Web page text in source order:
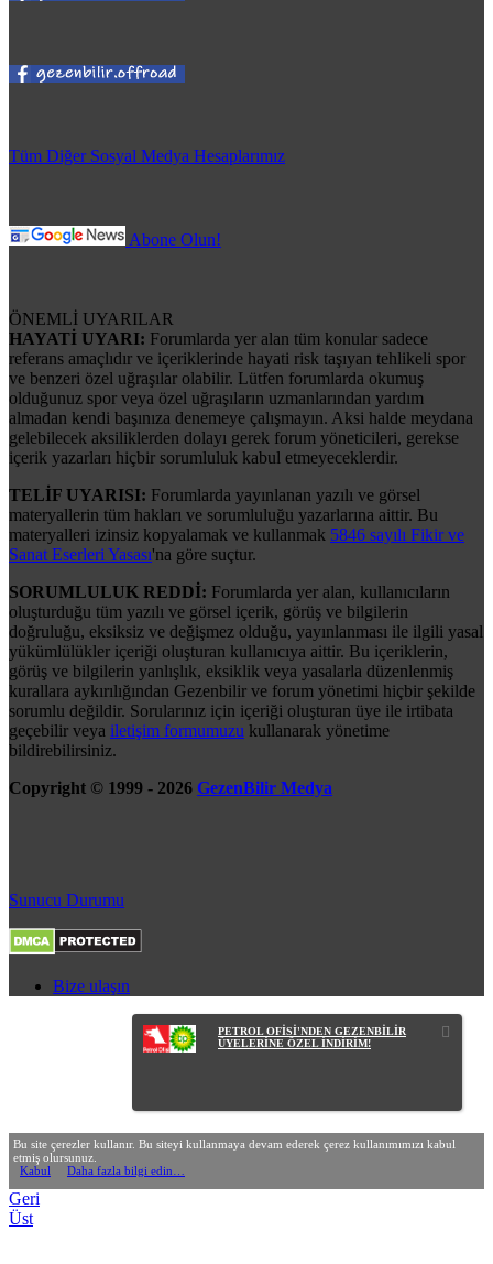
Tüm Diğer Sosyal Medya Hesaplarımız
Abone Olun!
ÖNEMLİ UYARILAR
HAYATİ UYARI: Forumlarda yer alan tüm konular sadece
referans amaçlıdır ve içeriklerinde hayati risk taşıyan tehlikeli spor
ve benzeri özel uğraşılar olabilir. Lütfen forumlarda okumuş
olduğunuz spor veya özel uğraşıların uzmanlarından yardım
almadan kendi başınıza denemeye çalışmayın. Aksi halde meydana
gelebilecek aksiliklerden dolayı gerek forum yöneticileri, gerekse
içerik yazarları hiçbir sorumluluk kabul etmeyeceklerdir.
TELİF UYARISI: Forumlarda yayınlanan yazılı ve görsel
materyallerin tüm hakları ve sorumluluğu yazarlarına aittir. Bu
materyalleri izinsiz kopyalamak ve kullanmak 5846 sayılı Fikir ve
Sanat Eserleri Yasası'na göre suçtur.
SORUMLULUK REDDİ: Forumlarda yer alan, kullanıcıların
oluşturduğu tüm yazılı ve görsel içerik, görüş ve bilgilerin
doğruluğu, eksiksiz ve değişmez olduğu, yayınlanması ile ilgili yasal
yükümlülükler içeriği oluşturan kullanıcıya aittir. Bu içeriklerin,
görüş ve bilgilerin yanlışlık, eksiklik veya yasalarla düzenlenmiş
kurallara aykırılığından Gezenbilir ve forum yönetimi hiçbir şekilde
sorumlu değildir. Sorularınız için içeriği oluşturan üye ile irtibata
geçebilir veya iletişim formumuzu kullanarak yönetime
bildirebilirsiniz.
Copyright © 1999 - 2026 GezenBilir Medya
Sunucu Durumu
Bize ulaşın
PETROL OFİSİ'NDEN GEZENBİLİR
ÜYELERİNE ÖZEL İNDİRİM!
Bu site çerezler kullanır. Bu siteyi kullanmaya devam ederek çerez kullanımımızı kabul
etmiş olursunuz.
Kabul
Daha fazla bilgi edin…
Geri
Üst